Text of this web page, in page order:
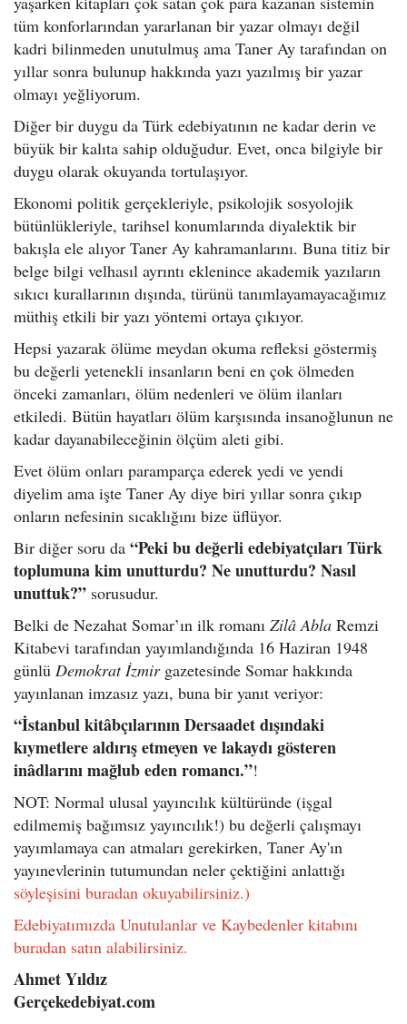
tüm konforlarından yararlanan bir yazar olmayı değil
kadri bilinmeden unutulmuş ama Taner Ay tarafından on
yıllar sonra bulunup hakkında yazı yazılmış bir yazar
olmayı yeğliyorum.
Diğer bir duygu da Türk edebiyatının ne kadar derin ve
büyük bir kalıta sahip olduğudur. Evet, onca bilgiyle bir
duygu olarak okuyanda tortulaşıyor.
Ekonomi politik gerçekleriyle, psikolojik sosyolojik
bütünlükleriyle, tarihsel konumlarında diyalektik bir
bakışla ele alıyor Taner Ay kahramanlarını. Buna titiz bir
belge bilgi velhasıl ayrıntı eklenince akademik yazıların
sıkıcı kurallarının dışında, türünü tanımlayamayacağımız
müthiş etkili bir yazı yöntemi ortaya çıkıyor.
Hepsi yazarak ölüme meydan okuma refleksi göstermiş
bu değerli yetenekli insanların beni en çok ölmeden
önceki zamanları, ölüm nedenleri ve ölüm ilanları
etkiledi. Bütün hayatları ölüm karşısında insanoğlunun ne
kadar dayanabileceğinin ölçüm aleti gibi.
Evet ölüm onları paramparça ederek yedi ve yendi
diyelim ama işte Taner Ay diye biri yıllar sonra çıkıp
onların nefesinin sıcaklığını bize üflüyor.
Bir diğer soru da “Peki bu değerli edebiyatçıları Türk
toplumuna kim unutturdu? Ne unutturdu? Nasıl
unuttuk?” sorusudur.
Belki de Nezahat Somar’ın ilk romanı Zilâ Abla Remzi
Kitabevi tarafından yayımlandığında 16 Haziran 1948
günlü Demokrat İzmirgazetesinde Somar hakkında
yayınlanan imzasız yazı, buna bir yanıt veriyor:
“İstanbul kitâbçılarının Dersaadet dışındaki
kıymetlere aldırış etmeyen ve lakaydı gösteren
inâdlarını mağlub eden romancı.”!
NOT: Normal ulusal yayıncılık kültüründe (işgal
edilmemiş bağımsız yayıncılık!) bu değerli çalışmayı
yayımlamaya can atmaları gerekirken, Taner Ay'ın
yayınevlerinin tutumundan neler çektiğini anlattığı
söyleşisini buradan okuyabilirsiniz.)
Edebiyatımızda Unutulanlar ve Kaybedenler kitabını
buradan satın alabilirsiniz.
Ahmet Yıldız
Gerçekedebiyat.com